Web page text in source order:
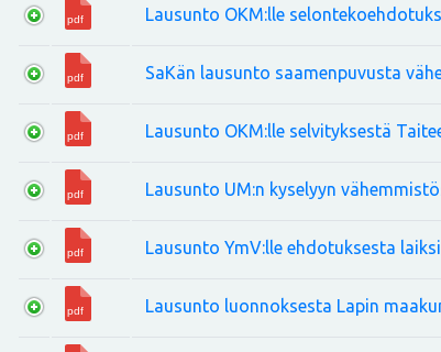
Lausunto OKM:lle
SaKän lausunto saamenpuvusta
Lausunto OKM:lle selvityksestä
Lausunto UM:n kyselyyn
Lausunto YmV:lle ehdotuksesta
Lausunto luonnoksesta Lapin